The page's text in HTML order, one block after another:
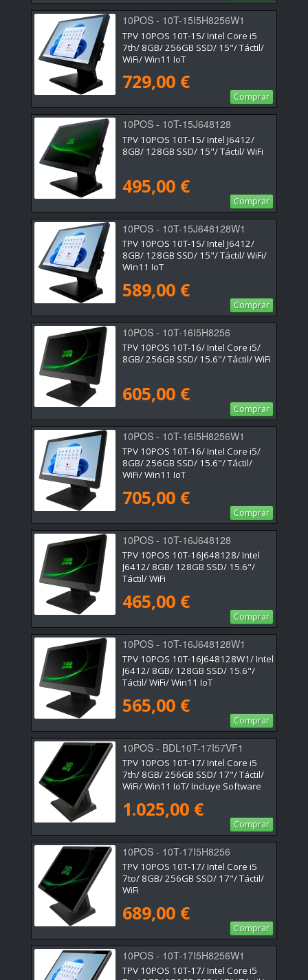
10POS - 10T-15I5H8256W1
TPV 10POS 10T-15/ Intel Core i5
7th/ 8GB/ 256GB SSD/ 15"/ Táctil/
WiFi/ Win11 IoT
729,00 €
Comprar
10POS - 10T-15J648128
TPV 10POS 10T-15/ Intel J6412/
8GB/ 128GB SSD/ 15"/ Táctil/ WiFi
495,00 €
Comprar
10POS - 10T-15J648128W1
TPV 10POS 10T-15/ Intel J6412/
8GB/ 128GB SSD/ 15"/ Táctil/ WiFi/
Win11 IoT
589,00 €
Comprar
10POS - 10T-16I5H8256
TPV 10POS 10T-16/ Intel Core i5/
8GB/ 256GB SSD/ 15.6"/ Táctil/ WiFi
605,00 €
Comprar
10POS - 10T-16I5H8256W1
TPV 10POS 10T-16/ Intel Core i5/
8GB/ 256GB SSD/ 15.6"/ Táctil/
WiFi/ Win11 IoT
705,00 €
Comprar
10POS - 10T-16J648128
TPV 10POS 10T-16J648128/ Intel
J6412/ 8GB/ 128GB SSD/ 15.6"/
Táctil/ WiFi
465,00 €
Comprar
10POS - 10T-16J648128W1
TPV 10POS 10T-16J648128W1/ Intel
J6412/ 8GB/ 128GB SSD/ 15.6"/
Táctil/ WiFi/ Win11 IoT
565,00 €
Comprar
10POS - BDL10T-17I57VF1
TPV 10POS 10T-17/ Intel Core i5
7th/ 8GB/ 256GB SSD/ 17"/ Táctil/
WiFi/ Win11 IoT/ Incluye Software
1.025,00 €
Comprar
10POS - 10T-17I5H8256
TPV 10POS 10T-17/ Intel Core i5
7to/ 8GB/ 256GB SSD/ 17"/ Táctil/
WiFi
689,00 €
Comprar
10POS - 10T-17I5H8256W1
TPV 10POS 10T-17/ Intel Core i5